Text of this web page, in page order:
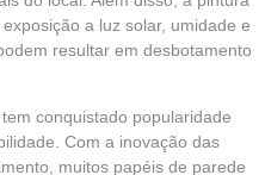
a luz solar, umidade e
resultar em desbotamento
conquistado popularidade
Com a inovação das
muitos papéis de parede